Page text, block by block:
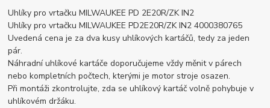
Uhlíky pro vrtačku MILWAUKEE PD 2E20R/ZK IN2
Uhlíky pro vrtačku MILWAUKEE PD2E20R/ZK IN2 4000380765
Uvedená cena je za dva kusy uhlíkových kartáčů, tedy za jeden
pár.
Náhradní uhlíkové kartáče doporučujeme vždy měnit v párech
nebo kompletních počtech, kterými je motor stroje osazen.
Při montáži zkontrolujte, zda se uhlíkový kartáč volně pohybuje v
uhlíkovém držáku.